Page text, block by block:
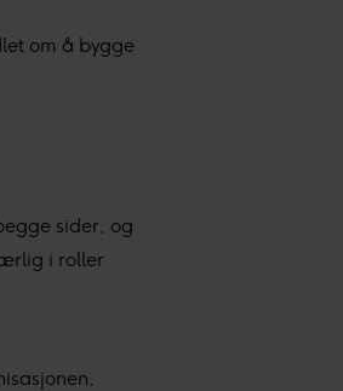
om å bygge
sider, og
i roller